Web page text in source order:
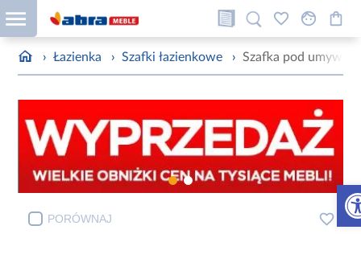
› Łazienka › Szafki łazienkowe › Szafka pod
PORÓWNAJ